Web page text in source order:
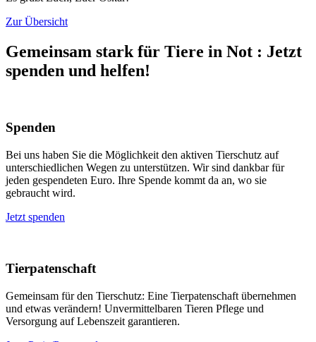
Zur Übersicht
Gemeinsam stark für Tiere in Not : Jetzt
spenden und helfen!
Spenden
Bei uns haben Sie die Möglichkeit den aktiven Tierschutz auf
unterschiedlichen Wegen zu unterstützen. Wir sind dankbar für
jeden gespendeten Euro. Ihre Spende kommt da an, wo sie
gebraucht wird.
Jetzt spenden
Tierpatenschaft
Gemeinsam für den Tierschutz: Eine Tierpatenschaft übernehmen
und etwas verändern! Unvermittelbaren Tieren Pflege und
Versorgung auf Lebenszeit garantieren.